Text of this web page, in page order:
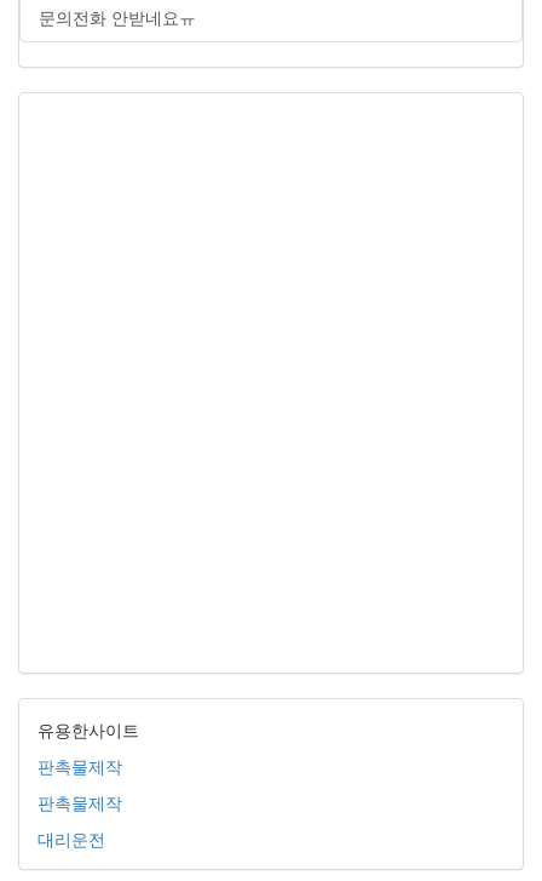
문의전화 안받네요ㅠ
유용한사이트
판촉물제작
판촉물제작
대리운전